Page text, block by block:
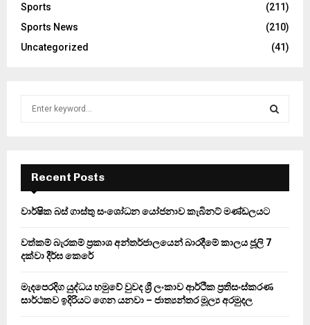
Sports
(211)
Sports News
(210)
Uncategorized
(41)
f
r
E
A
Recent Posts
වාර්ෂික බස් ගාස්තු සංශෝධන යෝජනාව කැබිනට් මණ්ඩලයට
වත්කම් බැරකම් ප්‍රකාශ අන්තර්ජාලයෙන් බාරදීමේ කාලය ජූලි 7
දක්වා දීර්ඝ කෙරේ
මැදපෙරදිග යුද්ධය හමුවේ වුවද ශ්‍රී ලංකාව ආර්ථික ප්‍රතිසංස්කරණ
සාර්ථකව ඉදිරියට ගෙන යනවා – ජාත්‍යන්තර මූල්‍ය අරමුදල